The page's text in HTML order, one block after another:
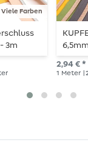
Viele Farben
3m
2,94 € *
1 Meter |